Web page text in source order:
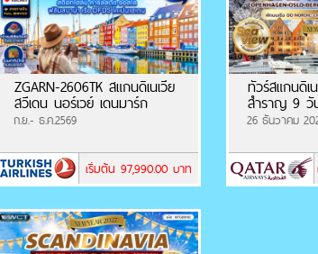
ZGARN-2606TK สแกนดิเนเวีย
สวีเดน นอร์เวย์ เดนมาร์ก
ก.ย.- ธ.ค.2569
เริ่มต้น 97,990.00 บาท
ทัวร์สแกนดิเ
สำราญ 9
26 ธันวาคม